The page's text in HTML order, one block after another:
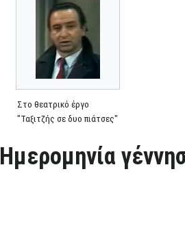
Στο θεατρικό έργο
"Ταξιτζής σε δυο πιάτσες"
Ημερομηνία